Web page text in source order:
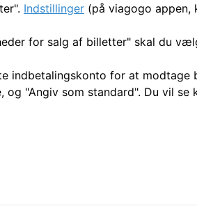
Indstillinger (på viagogo appen,
for salg af billetter" skal du
indbetalingskonto for at modtage
"Angiv som standard". Du vil se